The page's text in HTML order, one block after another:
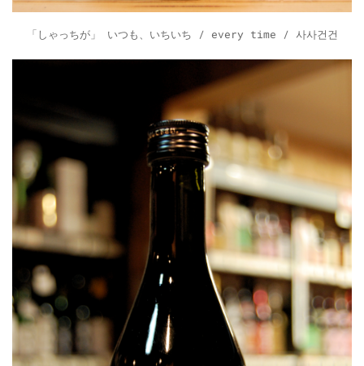
「しゃっちが」 いつも、いちいち / every time / 사사건건